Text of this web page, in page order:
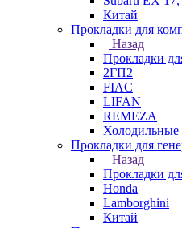
Китай
Прокладки для
Назад
Прокладки
2ГП2
FIAC
LIFAN
REMEZA
Холодильные
Прокладки для
Назад
Прокладки
Honda
Lamborghini
Китай